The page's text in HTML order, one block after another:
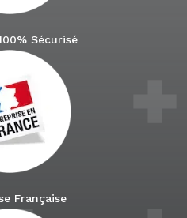
Sécurisé
Française